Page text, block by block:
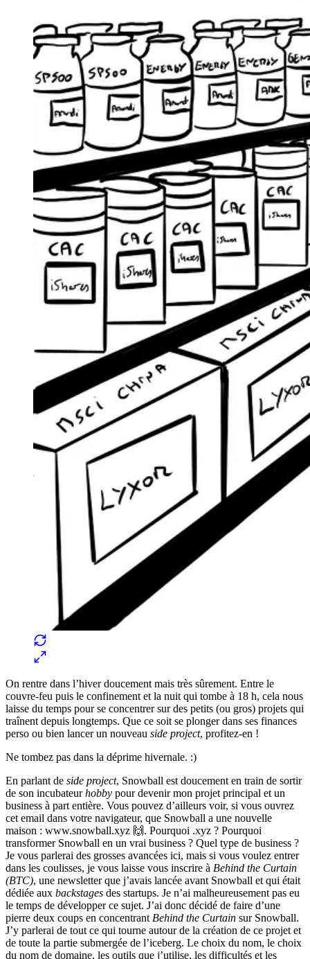
On rentre dans l’hiver doucement mais très sûrement. Entre le
couvre-feu puis le confinement et la nuit qui tombe à 18 h, cela nous
laisse du temps pour se concentrer sur des petits (ou gros) projets qui
traînent depuis longtemps. Que ce soit se plonger dans ses finances
perso ou bien lancer un nouveau side project, profitez-en !
Ne tombez pas dans la déprime hivernale. :)
En parlant de side project, Snowball est doucement en train de sortir
de son incubateurhobby pour devenir mon projet principal et un
business à part entière. Vous pouvez d’ailleurs voir, si vous ouvrez
cet email dans votre navigateur, que Snowball a une nouvelle
maison : www.snowball.xyz 🙌. Pourquoi .xyz ? Pourquoi
transformer Snowball en un vrai business ? Quel type de business ?
Je vous parlerai des grosses avancées ici, mais si vous voulez entrer
dans les coulisses, je vous laisse vous inscrire à Behind the Curtain
(BTC), une newsletter que j’avais lancée avant Snowball et qui était
dédiée aux backstages des startups. Je n’ai malheureusement pas eu
le temps de développer ce sujet. J’ai donc décidé de faire d’une
pierre deux coups en concentrant Behind the Curtain sur Snowball.
J’y parlerai de tout ce qui tourne autour de la création de ce projet et
de toute la partie submergée de l’iceberg. Le choix du nom, le choix
du nom de domaine, les outils que j’utilise, les difficultés et les